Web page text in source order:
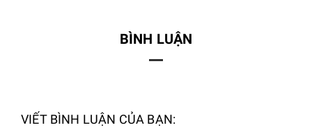
BÌNH LUẬN
VIẾT BÌNH LUẬN CỦA BẠN: